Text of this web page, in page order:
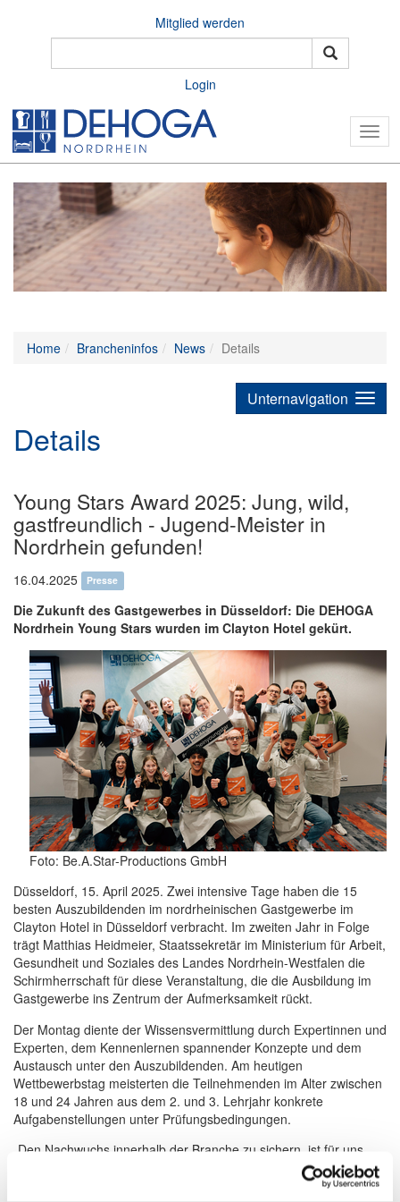
Mitglied werden
Login
Home Brancheninfos News Details
Unternavigation
Details
Young Stars Award 2025: Jung, wild,
gastfreundlich - Jugend-Meister in
Nordrhein gefunden!
16.04.2025 Presse
Die Zukunft des Gastgewerbes in Düsseldorf: Die DEHOGA
Nordrhein Young Stars wurden im Clayton Hotel gekürt.
Foto: Be.A.Star-Productions GmbH
Düsseldorf, 15. April 2025. Zwei intensive Tage haben die 15
besten Auszubildenden im nordrheinischen Gastgewerbe im
Clayton Hotel in Düsseldorf verbracht. Im zweiten Jahr in Folge
trägt Matthias Heidmeier, Staatssekretär im Ministerium für Arbeit,
Gesundheit und Soziales des Landes Nordrhein-Westfalen die
Schirmherrschaft für diese Veranstaltung, die die Ausbildung im
Gastgewerbe ins Zentrum der Aufmerksamkeit rückt.
Der Montag diente der Wissensvermittlung durch Expertinnen und
Experten, dem Kennenlernen spannender Konzepte und dem
Austausch unter den Auszubildenden. Am heutigen
Wettbewerbstag meisterten die Teilnehmenden im Alter zwischen
18 und 24 Jahren aus dem 2. und 3. Lehrjahr konkrete
Aufgabenstellungen unter Prüfungsbedingungen.
„Den Nachwuchs innerhalb der Branche zu sichern, ist für uns
eine der wichtigsten Aufgaben, denn das ist die Zukunft der
Hotellerie und Gastronomie. Die jungen Menschen, die hier